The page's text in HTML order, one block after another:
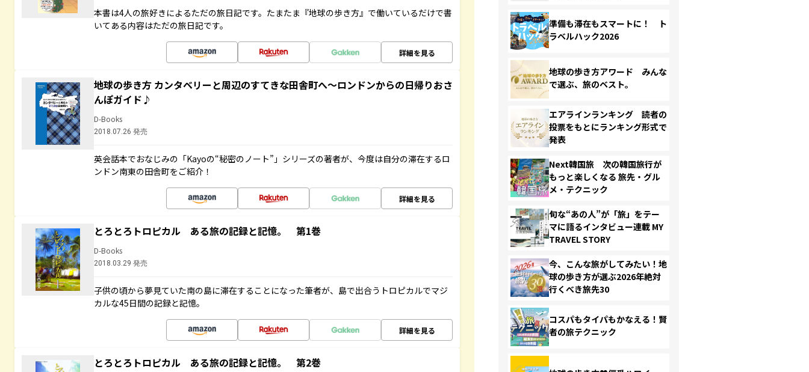
本書は4人の旅好きによるただの旅日記です。たまたま『地球の歩き方』で働いているだけで書
いてある内容はただの旅日記です。
詳細を見る
地球の歩き方 カンタベリーと周辺のすてきな田舎町へ～ロンドンからの日帰りおさ
んぽガイド♪
D-Books
2018.07.26 発売
英会話本でおなじみの「Kayoの“秘密のノート”」シリーズの著者が、今度は自分の滞在するロ
ンドン南東の田舎町をご紹介！
詳細を見る
とろとろトロピカル ある旅の記録と記憶。 第1巻
D-Books
2018.03.29 発売
子供の頃から夢見ていた南の島に滞在することになった筆者が、島で出合うトロピカルでマジ
カルな45日間の記録と記憶。
詳細を見る
とろとろトロピカル ある旅の記録と記憶。 第2巻
準備も滞在もスマートに！ ト
ラベルハック2026
地球の歩き方アワード みんな
で選ぶ、旅のベスト。
エアラインランキング 読者の
投票をもとにランキング形式で
発表
Next韓国旅 次の韓国旅行が
もっと楽しくなる 旅先・グル
メ・テクニック
旬な“あの人”が「旅」をテー
マに語るインタビュー連載 MY
TRAVEL STORY
今、こんな旅がしてみたい！地
球の歩き方が選ぶ2026年絶対
行くべき旅先30
コスパもタイパもかなえる！賢
者の旅テクニック